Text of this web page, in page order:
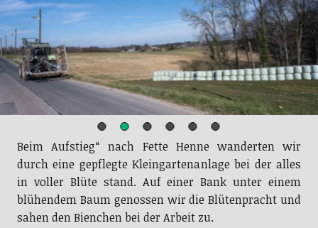
Beim Aufstieg“ nach Fette Henne wanderten wir
durch eine gepflegte Kleingartenanlage bei der alles
in voller Blüte stand. Auf einer Bank unter einem
blühendem Baum genossen wir die Blütenpracht und
sahen den Bienchen bei der Arbeit zu.